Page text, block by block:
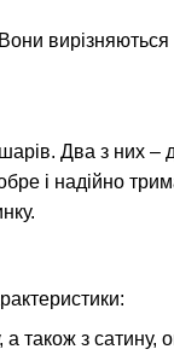
Два з них –
і надійно
також з сатину,